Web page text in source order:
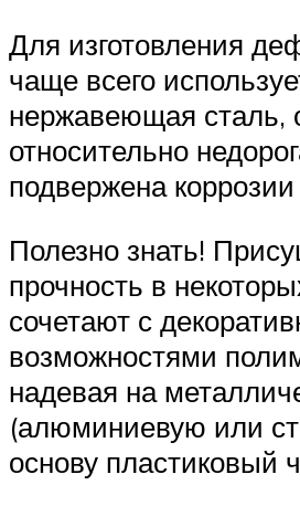
Для изготовления
чаще всего
нержавеющая сталь,
относительно
подвержена коррозии
Полезно знать!
прочность в
сочетают с
возможностями
надевая на
(алюминиевую или
основу пластиковый